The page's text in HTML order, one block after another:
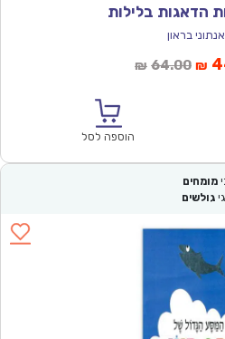
הדאגות בלילות
אנתוני בראון
₪ 64.00 ₪
הוספה לסל
מומחים
גולשים